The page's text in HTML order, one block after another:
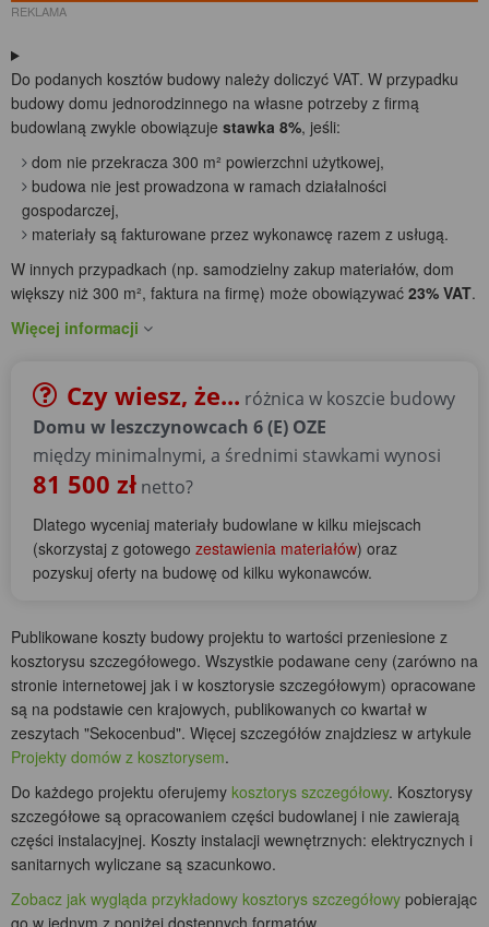
REKLAMA
Do podanych kosztów budowy należy doliczyć VAT. W przypadku
budowy domu jednorodzinnego na własne potrzeby z firmą
budowlaną zwykle obowiązuje stawka 8%, jeśli:
dom nie przekracza 300 m² powierzchni użytkowej,
budowa nie jest prowadzona w ramach działalności
gospodarczej,
materiały są fakturowane przez wykonawcę razem z usługą.
W innych przypadkach (np. samodzielny zakup materiałów, dom
większy niż 300 m², faktura na firmę) może obowiązywać 23% VAT.
Więcej informacji
Czy wiesz, że... różnica w koszcie budowy
Domu w leszczynowcach 6 (E) OZE
między minimalnymi, a średnimi stawkami wynosi
81 500 zł netto?
Dlatego wyceniaj materiały budowlane w kilku miejscach
(skorzystaj z gotowego zestawienia materiałów) oraz
pozyskuj oferty na budowę od kilku wykonawców.
Publikowane koszty budowy projektu to wartości przeniesione z
kosztorysu szczegółowego. Wszystkie podawane ceny (zarówno na
stronie internetowej jak i w kosztorysie szczegółowym) opracowane
są na podstawie cen krajowych, publikowanych co kwartał w
zeszytach "Sekocenbud". Więcej szczegółów znajdziesz w artykule
Projekty domów z kosztorysem.
Do każdego projektu oferujemy kosztorys szczegółowy. Kosztorysy
szczegółowe są opracowaniem części budowlanej i nie zawierają
części instalacyjnej. Koszty instalacji wewnętrznych: elektrycznych i
sanitarnych wyliczane są szacunkowo.
Zobacz jak wygląda przykładowy kosztorys szczegółowy pobierając
go w jednym z poniżej dostępnych formatów.